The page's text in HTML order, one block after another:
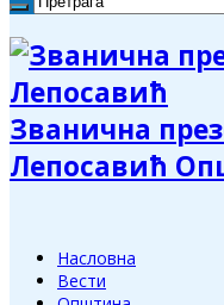
Званична
Лепосавић
Насловна
Вести